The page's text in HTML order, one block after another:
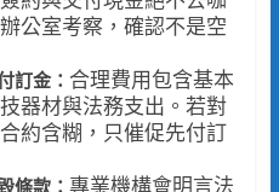
公室考察，確認不是空
訂金： 合理費用包含基本
器材與法務支出。若對
約含糊，只催促先付訂
條款： 專業機構會明言法